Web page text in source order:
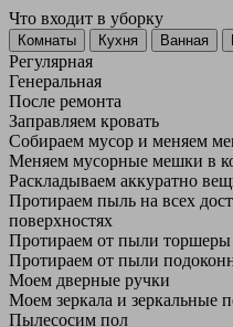
Что входит в уборку
Регу­лярная
Гене­ральная
После ремонта
Заправляем кровать
Собираем мусор и меняем
Меняем мусорные мешки в
Раскладываем аккуратно
Протираем пыль на всех
поверхностях
Протираем от пыли торшеры
Протираем от пыли
Моем дверные ручки
Моем зеркала и зеркальные
Пылесосим пол